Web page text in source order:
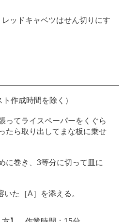
レッドキャベツはせん切りにす
作成時間を除く）
ってライスペーパーをくぐら
たら取り出してまな板に乗せ
に巻き、3等分に切って皿に
た［A］を添える。